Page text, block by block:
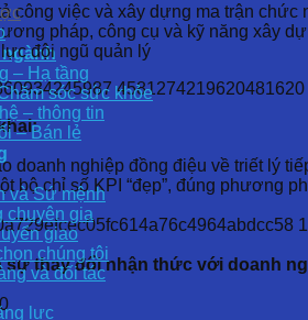
– Hạ tầng
sóc sức khỏe
– thông tin
– Bán lẻ
và Sứ mệnh
chuyên gia
giao
chúng tôi
và đối tác
lực
công việc và xây dựng ma trận chức
pháp, công cụ và kỹ năng xây
đội ngũ quản lý
doanh nghiệp đồng điệu về triết lý
bộ chỉ số KPI “đẹp”, đúng phương
sự thay đổi nhận thức với doanh